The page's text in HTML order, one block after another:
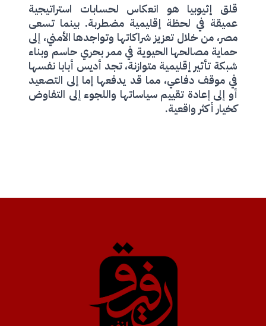
قلق إثيوبيا هو انعكاس لحسابات استراتيجية
عميقة في لحظة إقليمية مضطربة. بينما تسعى
مصر، من خلال تعزيز شراكاتها وتواجدها الأمني، إلى
حماية مصالحها الحيوية في ممر بحري حاسم وبناء
شبكة تأثير إقليمية متوازنة، تجد أديس أبابا نفسها
في موقف دفاعي، مما قد يدفعها إما إلى التصعيد
أو إلى إعادة تقييم سياساتها واللجوء إلى التفاوض
كخيار أكثر واقعية.